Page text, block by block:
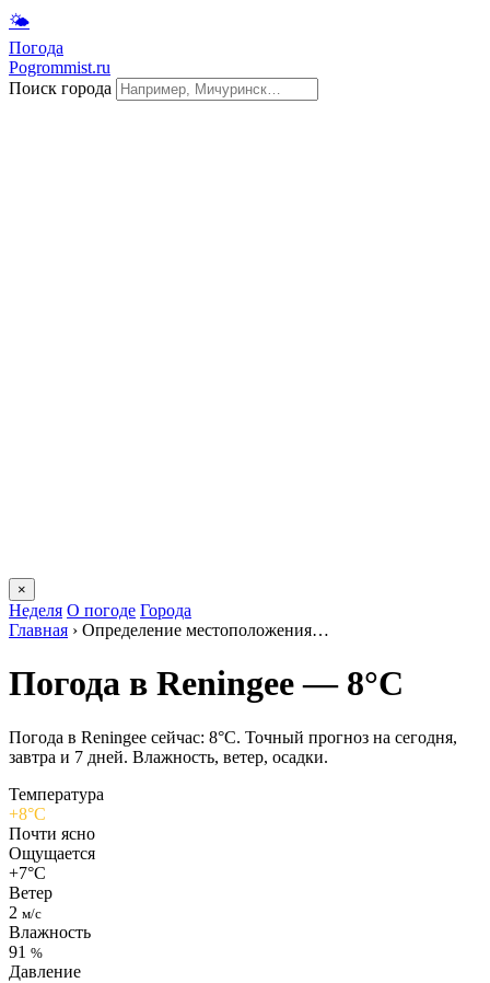
🌤
Погода
Pogrommist.ru
Поиск города
×
Неделя О погоде Города
Главная › Определение местоположения…
Погода в Reningeе — 8°C
Погода в Reningeе сейчас: 8°C. Точный прогноз на сегодня,
завтра и 7 дней. Влажность, ветер, осадки.
Температура
+8°C
Почти ясно
Ощущается
+7°C
Ветер
2 м/с
Влажность
91 %
Давление